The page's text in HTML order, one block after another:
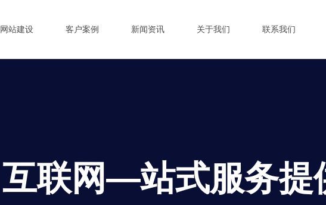
网站建设 客户案例 新闻资讯 关于我们 联系我们
互联网—站式服务提